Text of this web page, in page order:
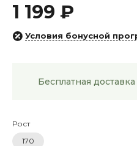
1 199 ₽
Условия бонусной
Бесплатная доставка
Рост
170